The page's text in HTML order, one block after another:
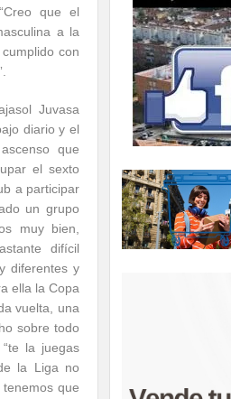
que el
a la
con
Juvasa
diario y el
que
el sexto
a participar
un grupo
muy bien,
difícil
diferentes y
ella la Copa
vuelta, una
sobre todo
la juegas
la Liga no
que